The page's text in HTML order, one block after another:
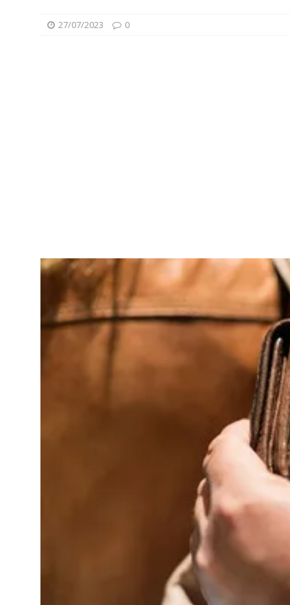
27/07/2023 0